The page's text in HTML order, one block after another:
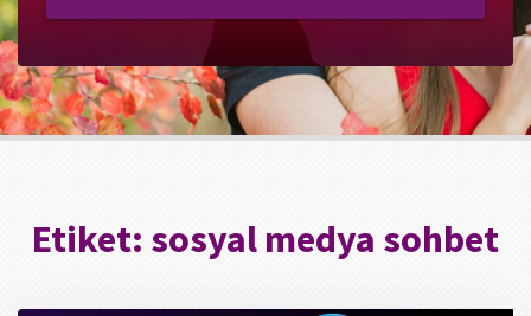
Etiket: sosyal medya sohbet